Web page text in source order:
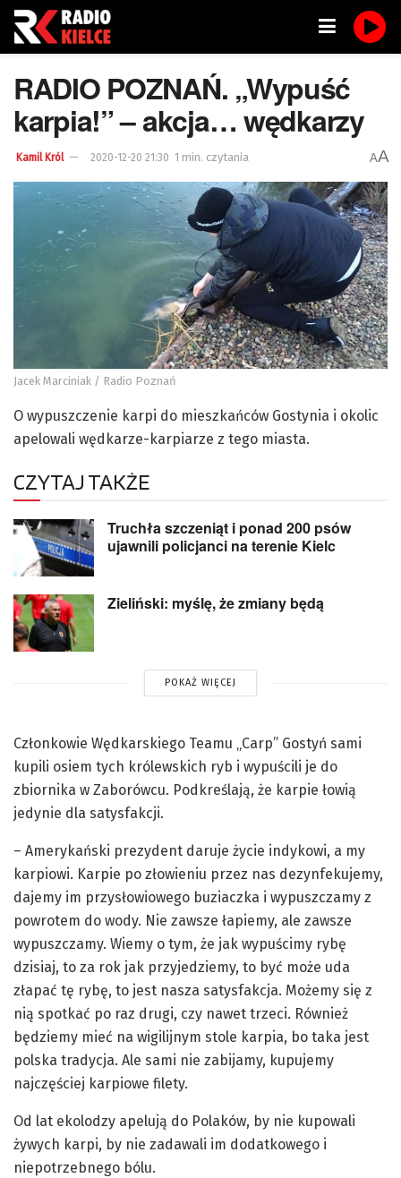
RADIO POZNAŃ. „Wypuść
karpia!” – akcja… wędkarzy
Kamil Król 2020-12-20 21:30 1 min. czytania AA
Jacek Marciniak / Radio Poznań
O wypuszczenie karpi do mieszkańców Gostynia i okolic
apelowali wędkarze-karpiarze z tego miasta.
CZYTAJ TAKŻE
Truchła szczeniąt i ponad 200 psów
ujawnili policjanci na terenie Kielc
Zieliński: myślę, że zmiany będą
POKAŻ WIĘCEJ
Członkowie Wędkarskiego Teamu „Carp” Gostyń sami
kupili osiem tych królewskich ryb i wypuścili je do
zbiornika w Zaborówcu. Podkreślają, że karpie łowią
jedynie dla satysfakcji.
– Amerykański prezydent daruje życie indykowi, a my
karpiowi. Karpie po złowieniu przez nas dezynfekujemy,
dajemy im przysłowiowego buziaczka i wypuszczamy z
powrotem do wody. Nie zawsze łapiemy, ale zawsze
wypuszczamy. Wiemy o tym, że jak wypuścimy rybę
dzisiaj, to za rok jak przyjedziemy, to być może uda
złapać tę rybę, to jest nasza satysfakcja. Możemy się z
nią spotkać po raz drugi, czy nawet trzeci. Również
będziemy mieć na wigilijnym stole karpia, bo taka jest
polska tradycja. Ale sami nie zabijamy, kupujemy
najczęściej karpiowe filety.
Od lat ekolodzy apelują do Polaków, by nie kupowali
żywych karpi, by nie zadawali im dodatkowego i
niepotrzebnego bólu.